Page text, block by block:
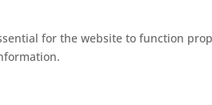
for the website to function